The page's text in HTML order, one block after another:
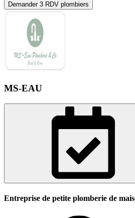
Demander 3 RDV plombiers
MS-EAU
Entreprise de petite plomberie de